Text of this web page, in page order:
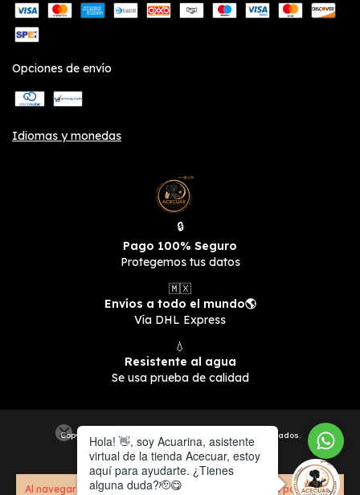
Al navegar por este sitioaceptas el uso de cookiespara
Opciones de envío
Idiomas y monedas
🔒
Pago 100% Seguro
Protegemos tus datos
🇲🇽
Envíos a todo el mundo🌎
Vía DHL Express
💧
Resistente al agua
Se usa prueba de calidad
Copyright ACECUAR - 2026. Todos los derechos reservados.